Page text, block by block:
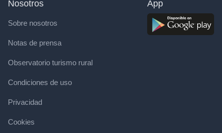
Nosotros
Sobre nosotros
Notas de prensa
Observatorio turismo rural
Condiciones de uso
Privacidad
Cookies
App